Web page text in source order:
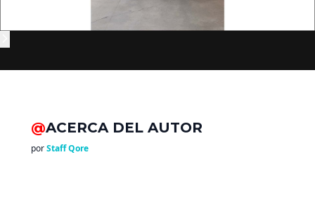
@ACERCA DEL AUTOR
porStaff Qore